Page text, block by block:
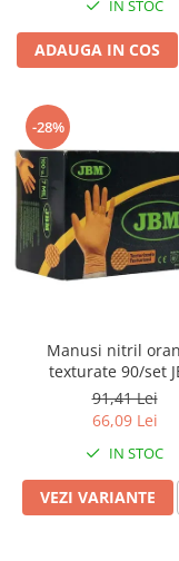
IN STOC
ADAUGA IN COS
-28%
Manusi nitril
texturate 90/set
91,41 Lei
66,09 Lei
IN STOC
VEZI VARIANTE